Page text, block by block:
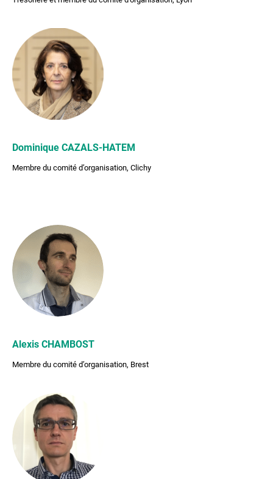
Dominique CAZALS-HATEM
Membre du comité d’organisation, Clichy
Alexis CHAMBOST
Membre du comité d’organisation, Brest